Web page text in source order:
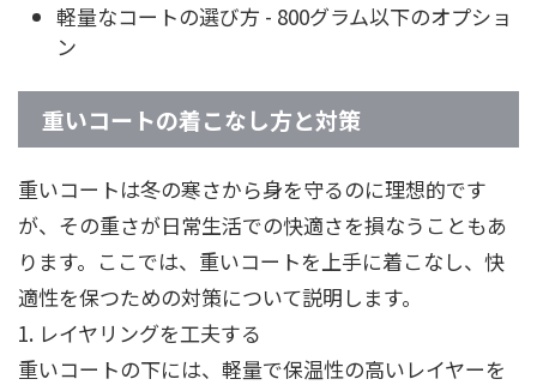
軽量なコートの選び方 - 800グラム以下のオプショ
ン
重いコートの着こなし方と対策
重いコートは冬の寒さから身を守るのに理想的です
が、その重さが日常生活での快適さを損なうこともあ
ります。ここでは、重いコートを上手に着こなし、快
適性を保つための対策について説明します。
1. レイヤリングを工夫する
重いコートの下には、軽量で保温性の高いレイヤーを